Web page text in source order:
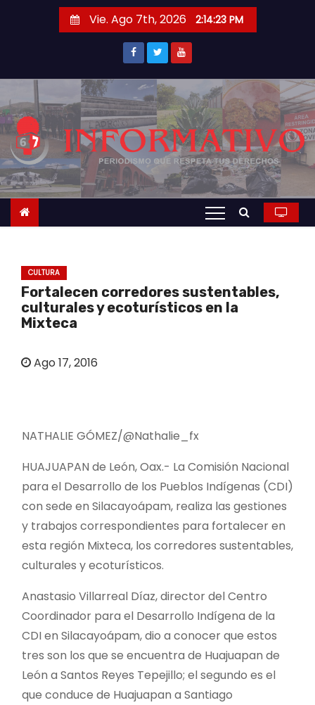
r
a
c
o
t
Vie. Ago 7th, 2026 2:14:23 PM
CULTURA
Fortalecen corredores sustentables,
culturales y ecoturísticos en la
Mixteca
Ago 17, 2016
NATHALIE GÓMEZ/@Nathalie_fx
HUAJUAPAN de León, Oax.- La Comisión Nacional
para el Desarrollo de los Pueblos Indígenas (CDI)
con sede en Silacayoápam, realiza las gestiones
y trabajos correspondientes para fortalecer en
esta región Mixteca, los corredores sustentables,
culturales y ecoturísticos.
Anastasio Villarreal Díaz, director del Centro
Coordinador para el Desarrollo Indígena de la
CDI en Silacayoápam, dio a conocer que estos
tres son los que se encuentra de Huajuapan de
León a Santos Reyes Tepejillo; el segundo es el
que conduce de Huajuapan a Santiago